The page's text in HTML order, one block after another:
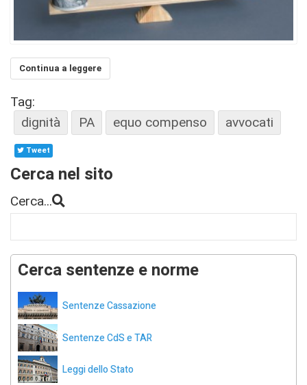
Continua a leggere
Tag:
dignità
PA equo compenso avvocati
Tweet
Cerca nel sito
Cerca...
Cerca sentenze e norme
Sentenze Cassazione
Sentenze CdS e TAR
Leggi dello Stato